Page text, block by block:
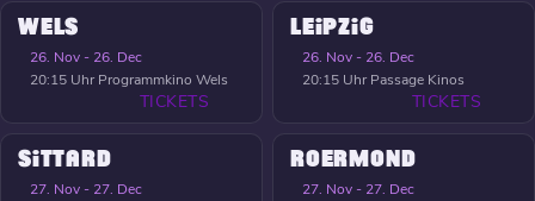
WELS
26. Nov - 26. Dec
20:15 Uhr Programmkino Wels
TICKETS
LEIPZIG
26. Nov - 26. Dec
20:15 Uhr Passage Kinos
TICKETS
SITTARD
27. Nov - 27. Dec
ROERMOND
27. Nov - 27. Dec